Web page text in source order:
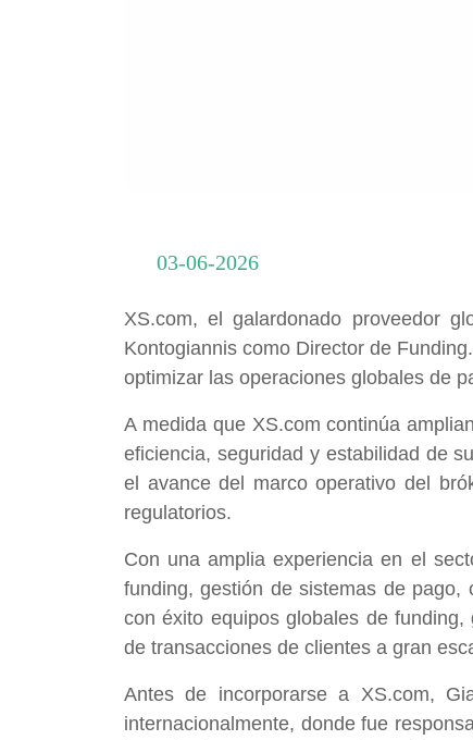
03-06-2026
XS.com, el galardonado proveedor
Kontogiannis como Director de
optimizar las operaciones globales de
A medida que XS.com continúa
eficiencia, seguridad y estabilidad de
el avance del marco operativo del
regulatorios.
Con una amplia experiencia en el
funding, gestión de sistemas de pago,
con éxito equipos globales de
de transacciones de clientes a gran
Antes de incorporarse a XS.com,
internacionalmente, donde fue